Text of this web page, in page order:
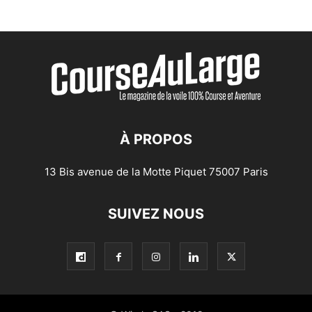
À PROPOS
13 Bis avenue de la Motte Piquet 75007 Paris
SUIVEZ NOUS